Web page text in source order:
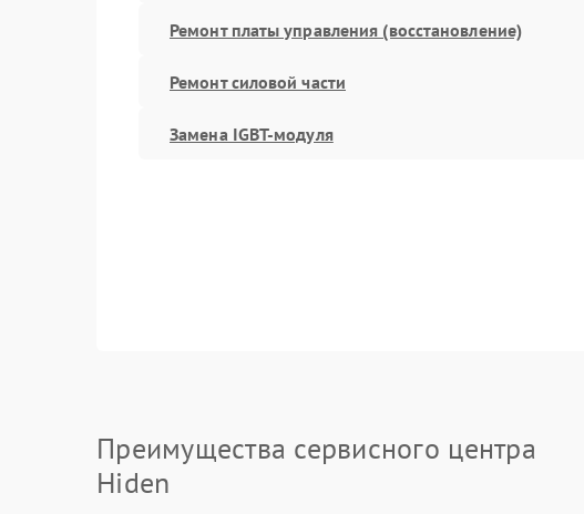
Ремонт платы управления (восстановление)
Ремонт силовой части
Замена IGBT-модуля
Преимущества сервисного центра
Hiden